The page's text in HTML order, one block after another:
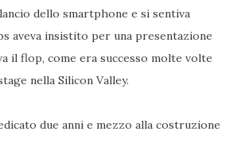
dello smartphone e si sentiva
aveva insistito per una presentazione
il flop, come era successo molte volte
nella Silicon Valley.
due anni e mezzo alla costruzione